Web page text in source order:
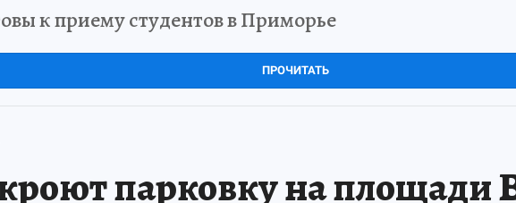
к приему студентов в Приморье
ПРОЧИТАТЬ
парковку на площади